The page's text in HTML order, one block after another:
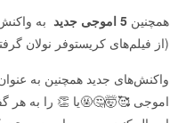
همچنین 5 اموجی جدید
به
(از فیلم‌های کریستوفر نولان
واکنش‌های جدید همچنین به
اموجی 🥰🤯🤔🤬یا 👏 را به